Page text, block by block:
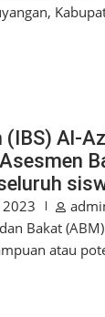
(IBS) Al-
Bakat
atau